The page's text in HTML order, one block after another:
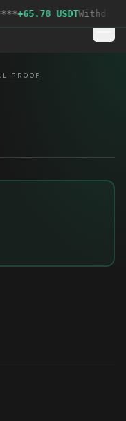
+65.78 USDTWithdrawn
PROOF